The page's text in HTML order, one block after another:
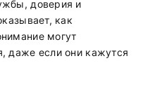
доверия и
как
могут
даже если они кажутся